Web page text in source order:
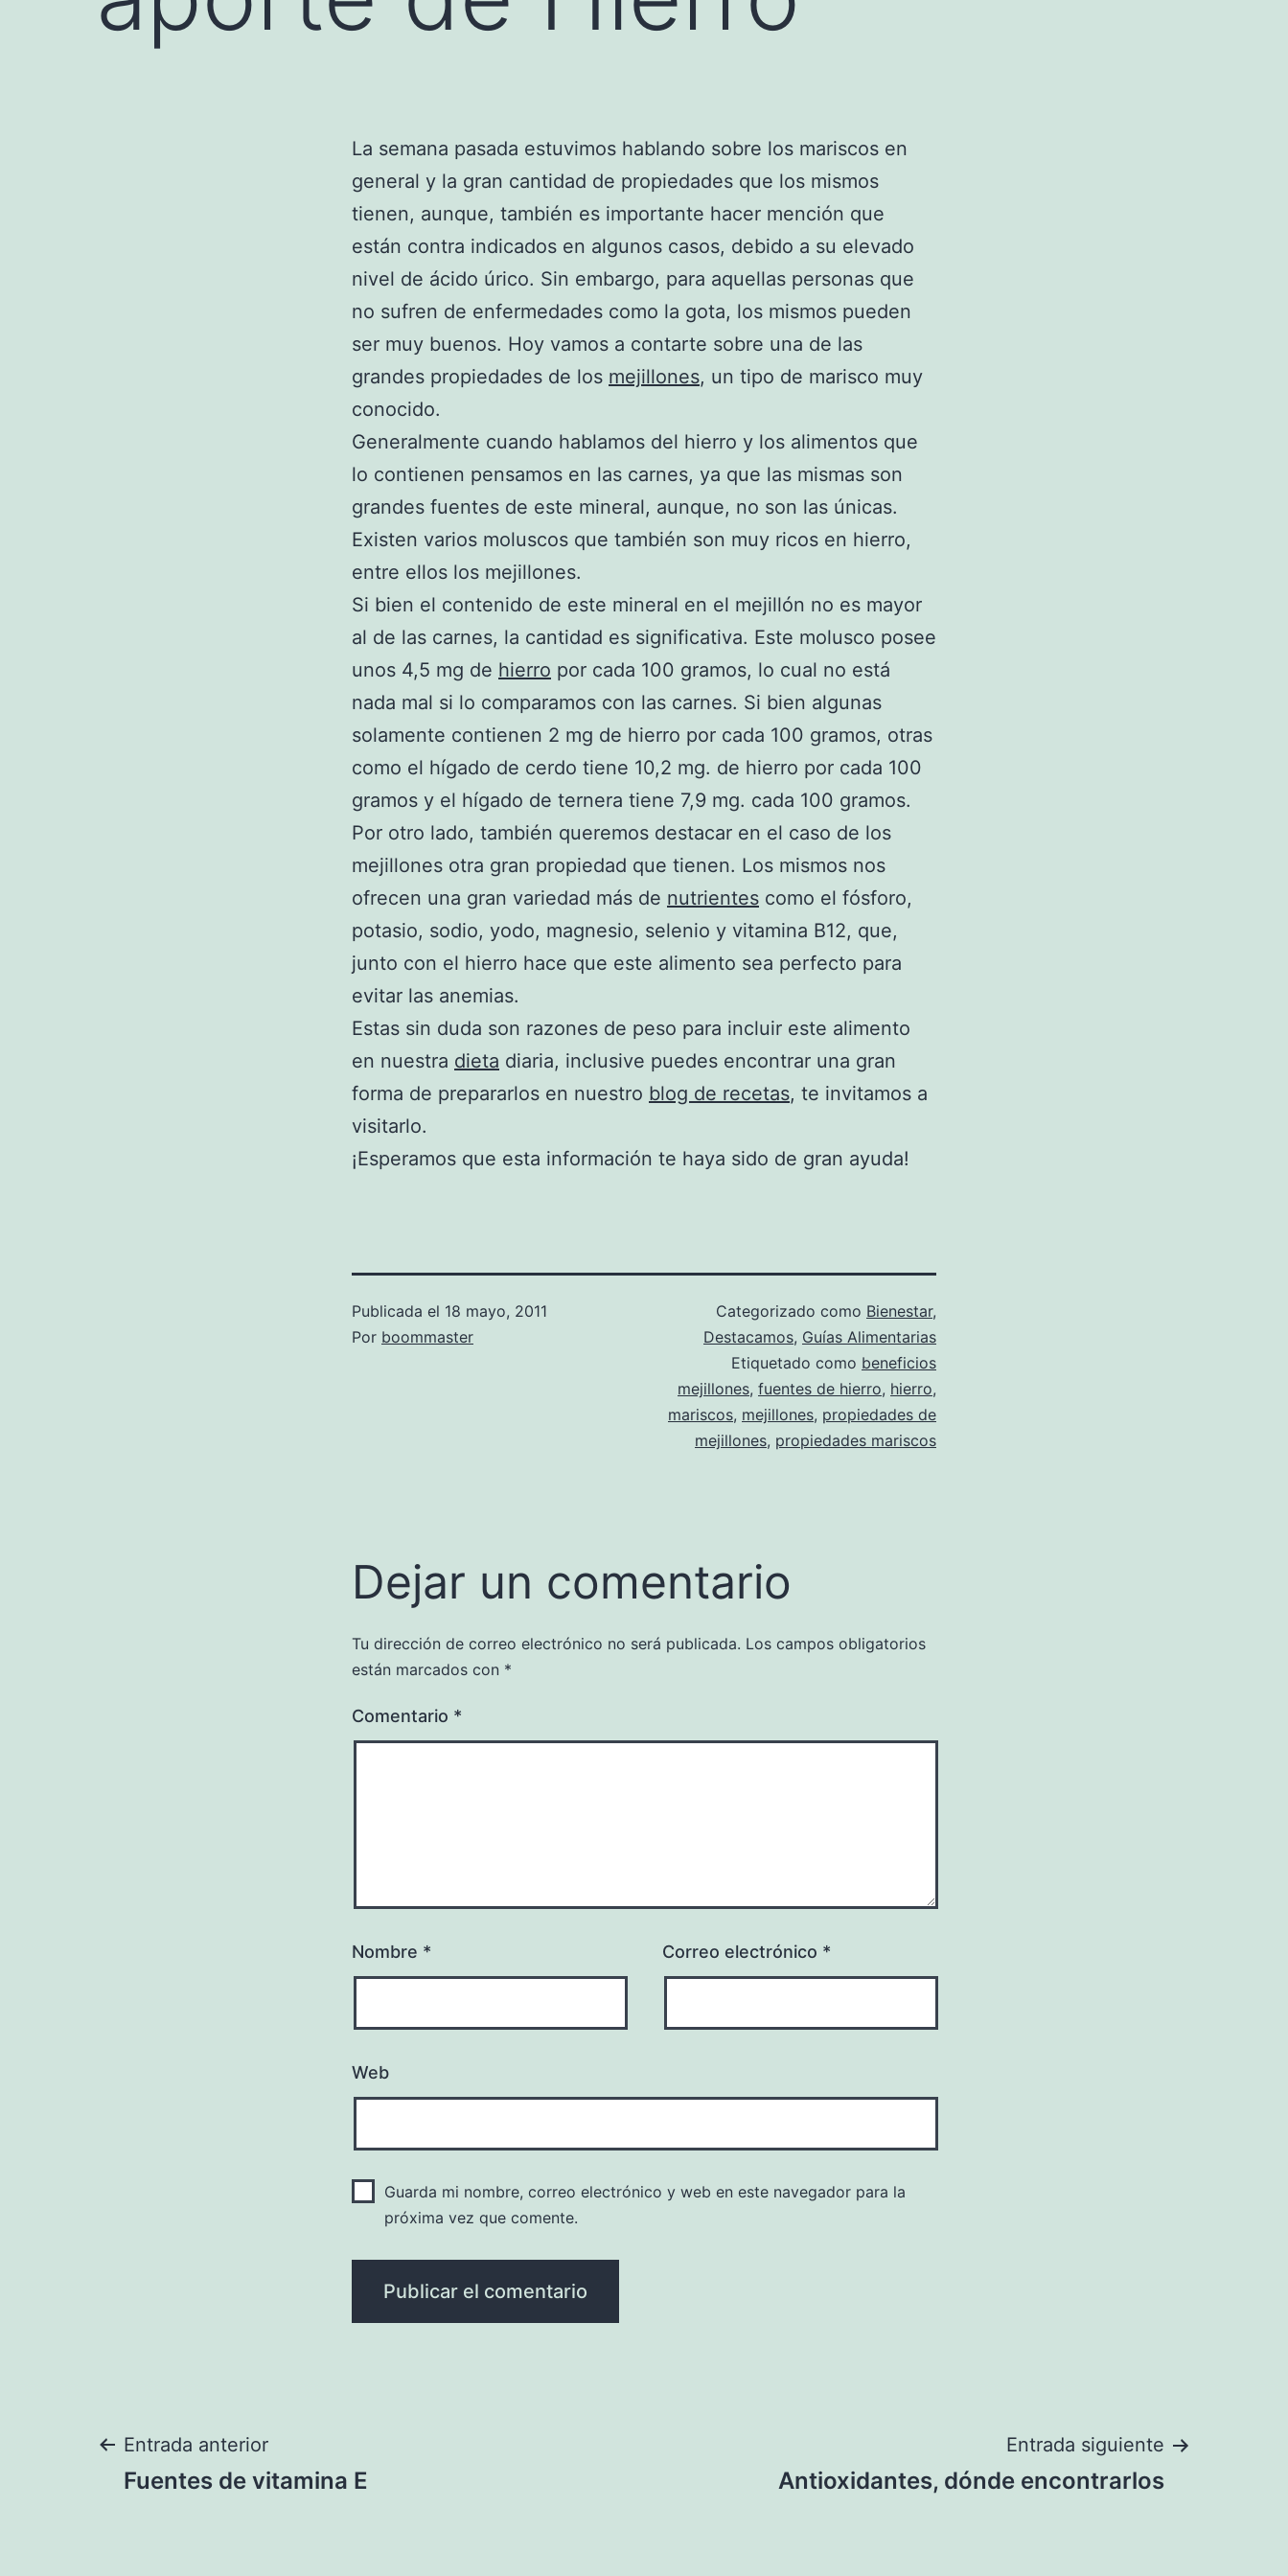
La semana pasada estuvimos hablando sobre los mariscos en
general y la gran cantidad de propiedades que los mismos
tienen, aunque, también es importante hacer mención que
están contra indicados en algunos casos, debido a su elevado
nivel de ácido úrico. Sin embargo, para aquellas personas que
no sufren de enfermedades como la gota, los mismos pueden
ser muy buenos. Hoy vamos a contarte sobre una de las
grandes propiedades de los mejillones, un tipo de marisco muy
conocido.
Generalmente cuando hablamos del hierro y los alimentos que
lo contienen pensamos en las carnes, ya que las mismas son
grandes fuentes de este mineral, aunque, no son las únicas.
Existen varios moluscos que también son muy ricos en hierro,
entre ellos los mejillones.
Si bien el contenido de este mineral en el mejillón no es mayor
al de las carnes, la cantidad es significativa. Este molusco posee
unos 4,5 mg de hierro por cada 100 gramos, lo cual no está
nada mal si lo comparamos con las carnes. Si bien algunas
solamente contienen 2 mg de hierro por cada 100 gramos, otras
como el hígado de cerdo tiene 10,2 mg. de hierro por cada 100
gramos y el hígado de ternera tiene 7,9 mg. cada 100 gramos.
Por otro lado, también queremos destacar en el caso de los
mejillones otra gran propiedad que tienen. Los mismos nos
ofrecen una gran variedad más de nutrientes como el fósforo,
potasio, sodio, yodo, magnesio, selenio y vitamina B12, que,
junto con el hierro hace que este alimento sea perfecto para
evitar las anemias.
Estas sin duda son razones de peso para incluir este alimento
en nuestra dieta diaria, inclusive puedes encontrar una gran
forma de prepararlos en nuestro blog de recetas, te invitamos a
visitarlo.
¡Esperamos que esta información te haya sido de gran ayuda!
Publicada el 18 mayo, 2011
Por boommaster
Categorizado como Bienestar,
Destacamos, Guías Alimentarias
Etiquetado como beneficios
mejillones, fuentes de hierro, hierro,
mariscos, mejillones, propiedades de
mejillones, propiedades mariscos
Dejar un comentario
Tu dirección de correo electrónico no será publicada. Los campos obligatorios
están marcados con *
Comentario *
Nombre * Correo electrónico *
Web
Guarda mi nombre, correo electrónico y web en este navegador para la
próxima vez que comente.
Navegación
Entrada anterior
Fuentes de vitamina E
Entrada siguiente
Antioxidantes, dónde encontrarlos